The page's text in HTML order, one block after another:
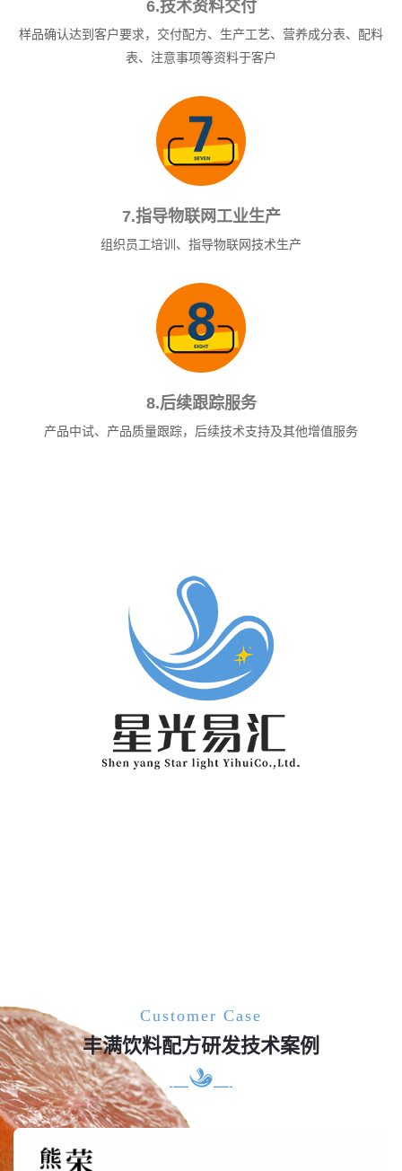
6.技术资料交付
样品确认达到客户要求，交付配方、生产工艺、营养成分表、配料
表、注意事项等资料于客户
7.指导物联网工业生产
组织员工培训、指导物联网技术生产
8.后续跟踪服务
产品中试、产品质量跟踪，后续技术支持及其他增值服务
Customer Case
丰满饮料配方研发技术案例